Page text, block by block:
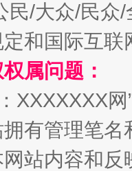
规模
民/大众/民
和国际互
属问题：
XXXXXXX
有管理笔
网站内容和